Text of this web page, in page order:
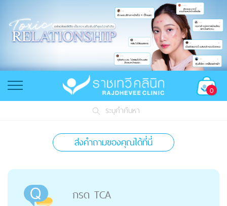
0
ระบุคำค้นหา
ส่งคำถามของคุณได้ที่นี่
กรด TCA